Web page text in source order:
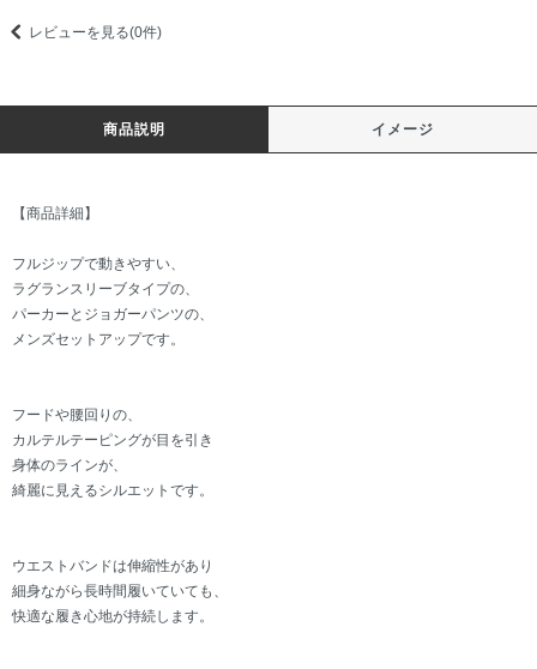
レビューを見る(0件)
商品説明 イメージ
【商品詳細】
フルジップで動きやすい、
ラグランスリーブタイプの、
パーカーとジョガーパンツの、
メンズセットアップです。
フードや腰回りの、
カルテルテーピングが目を引き
身体のラインが、
綺麗に見えるシルエットです。
ウエストバンドは伸縮性があり
細身ながら長時間履いていても、
快適な履き心地が持続します。